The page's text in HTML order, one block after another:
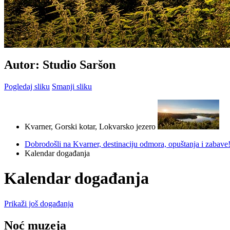
Autor: Studio Saršon
Pogledaj sliku Smanji sliku
Kvarner, Gorski kotar, Lokvarsko jezero
Dobrodošli na Kvarner, destinaciju odmora, opuštanja i zabave!
Kalendar događanja
Kalendar događanja
Prikaži još događanja
Noć muzeja